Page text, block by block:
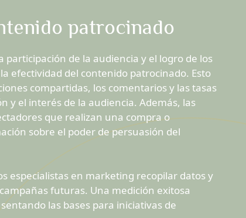
patrocinado
de la audiencia y el logro de los
efectividad del contenido patrocinado. Esto
compartidas, los comentarios y las tasas
y el interés de la audiencia. Además, las
que realizan una compra o
sobre el poder de persuasión del
especialistas en marketing recopilar datos y
futuras. Una medición exitosa
las bases para iniciativas de